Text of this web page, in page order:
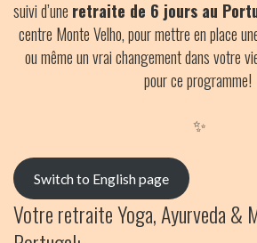
suivi d’une retraite de 6 jours au
centre Monte Velho, pour mettre en place
ou même un vrai changement dans votre
pour ce programme!
✨
Switch to English page
Votre retraite Yoga, Ayurveda &